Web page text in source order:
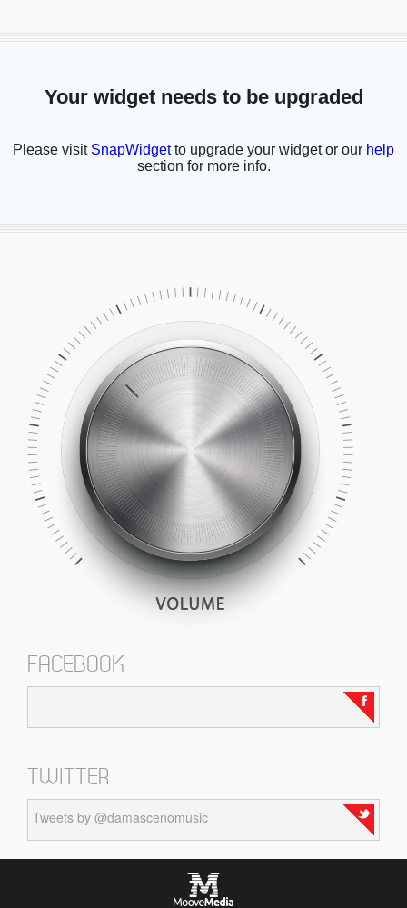
FACEBOOK
TWITTER
Tweets by @damascenomusic